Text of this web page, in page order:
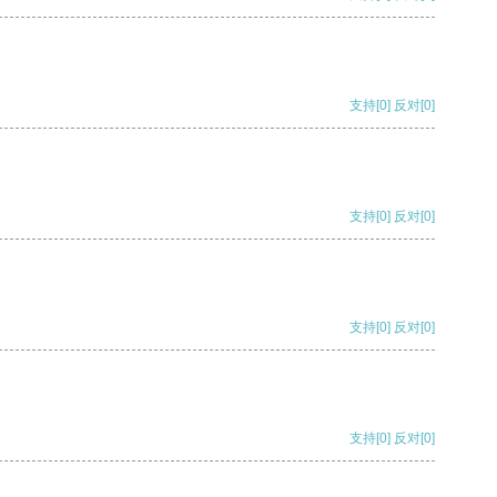
支持[0] 反对[0]
支持[0] 反对[0]
支持[0] 反对[0]
支持[0] 反对[0]